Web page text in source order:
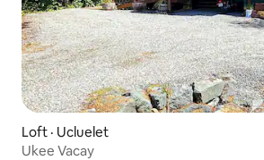
Loft · Ucluelet
Ukee Vacay